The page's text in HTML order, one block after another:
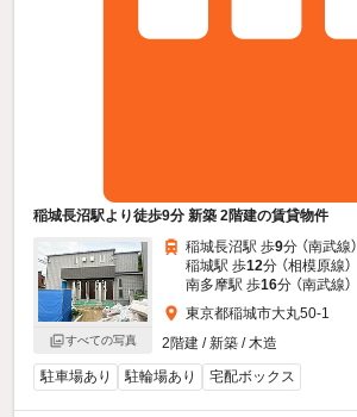
稲城長沼駅より徒歩9分 新築 2階建の賃貸物件
すべての写真
稲城長沼駅 歩9分 （南武線）
稲城駅 歩12分 （相模原線）
南多摩駅 歩16分 （南武線）
東京都稲城市大丸50-1
2階建 / 新築 / 木造
駐車場あり
駐輪場あり 宅配ボックス